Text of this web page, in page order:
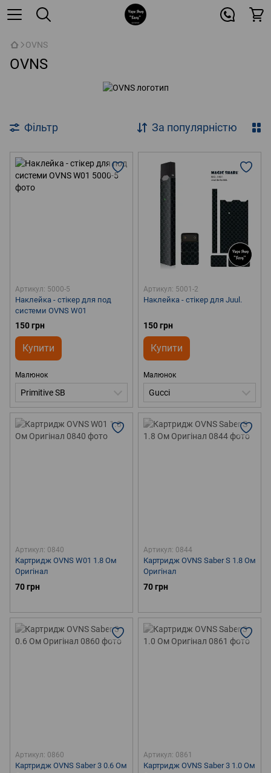
OVNS
OVNS
Фільтр За популярністю
Артикул: 5000-5
Наклейка - стікер для под
системи OVNS W01
150 грн
Купити
Малюнок
Primitive SB
Артикул: 5001-2
Наклейка - стікер для Juul.
150 грн
Купити
Малюнок
Gucci
Артикул: 0840
Картридж OVNS W01 1.8 Ом
Оригінал
70 грн
Артикул: 0844
Картридж OVNS Saber S 1.8 Ом
Оригінал
70 грн
Артикул: 0860
Картридж OVNS Saber 3 0.6 Ом
Артикул: 0861
Картридж OVNS Saber 3 1.0 Ом